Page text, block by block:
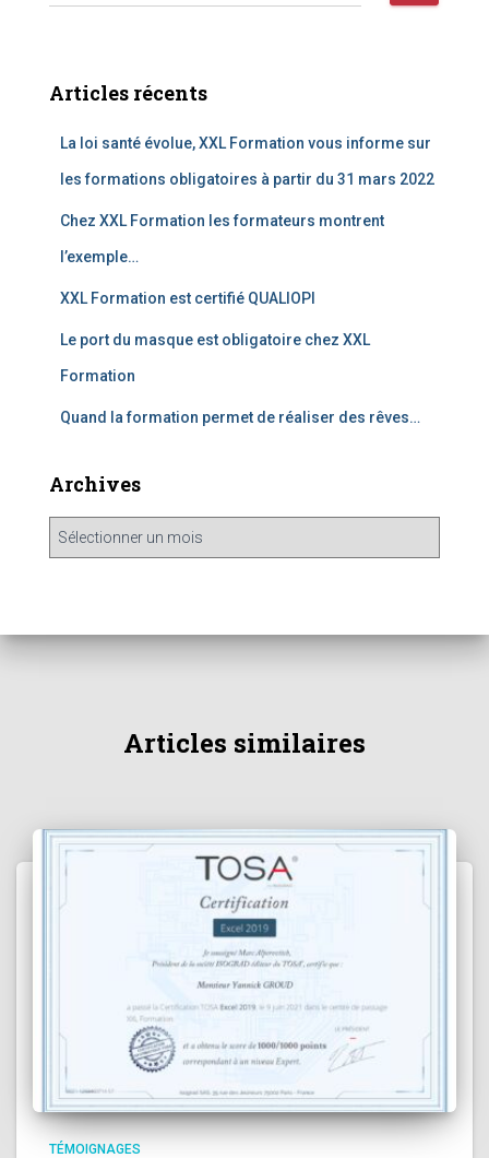
Articles récents
La loi santé évolue, XXL Formation vous informe sur
les formations obligatoires à partir du 31 mars 2022
Chez XXL Formation les formateurs montrent
l’exemple…
XXL Formation est certifié QUALIOPI
Le port du masque est obligatoire chez XXL
Formation
Quand la formation permet de réaliser des rêves…
Archives
Articles similaires
TÉMOIGNAGES